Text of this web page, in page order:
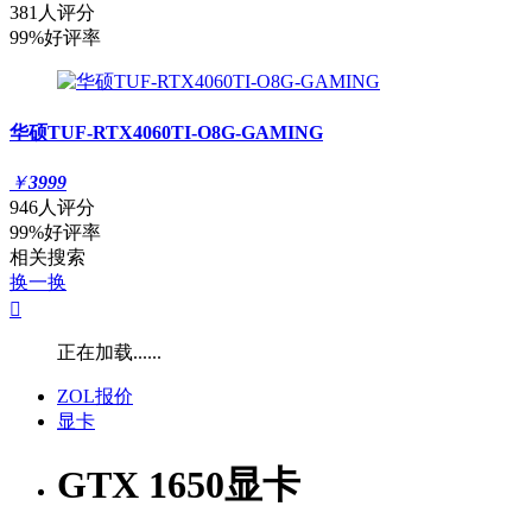
381人评分
99%好评率
华硕TUF-RTX4060TI-O8G-GAMING
￥3999
946人评分
99%好评率
相关搜索
换一换

正在加载......
ZOL报价
显卡
GTX 1650显卡